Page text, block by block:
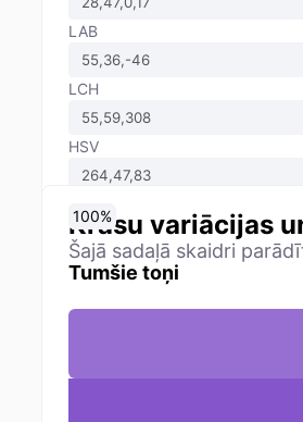
LAB
LCH
HSV
Krāsu variācijas
Šajā sadaļā skaidri
Tumšie toņi
0%
10%
20%
30%
40%
50%
60%
70%
80%
90%
100%